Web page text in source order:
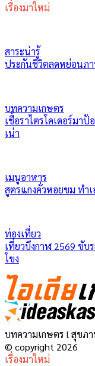
เรื่องมาใหม่
สาระน่ารู้
ประกันชีวิตลดหย่อนภ
บทความเกษตร
เชื้อราไตรโคเดอร์มา
เน่า
เมนูอาหาร
สูตรแกงคั่วหอยขม ทำ
ท่องเที่ยว
เที่ยวบึงกาฬ 2569 ขับ
โขง
บทความเกษตร l สุขภ
© copyright 2026
เรื่องมาใหม่